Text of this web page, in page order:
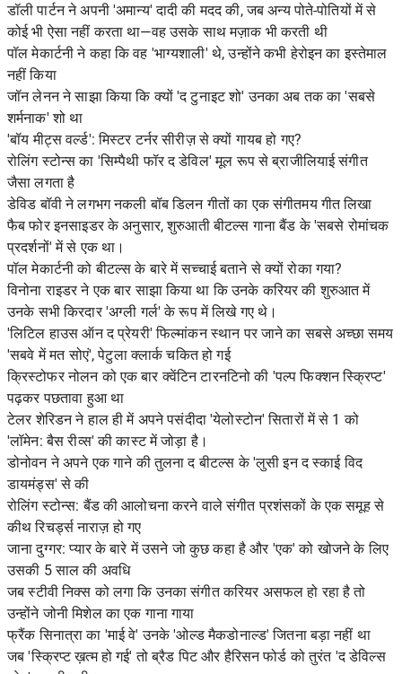
डॉली पार्टन ने अपनी 'अमान्य' दादी की मदद की, जब अन्य पोते-पोतियों में से
कोई भी ऐसा नहीं करता था—वह उसके साथ मज़ाक भी करती थी
पॉल मेकार्टनी ने कहा कि वह 'भाग्यशाली' थे, उन्होंने कभी हेरोइन का इस्तेमाल
नहीं किया
जॉन लेनन ने साझा किया कि क्यों 'द टुनाइट शो' उनका अब तक का 'सबसे
शर्मनाक' शो था
'बॉय मीट्स वर्ल्ड': मिस्टर टर्नर सीरीज़ से क्यों गायब हो गए?
रोलिंग स्टोन्स का 'सिम्पैथी फॉर द डेविल' मूल रूप से ब्राजीलियाई संगीत
जैसा लगता है
डेविड बॉवी ने लगभग नकली बॉब डिलन गीतों का एक संगीतमय गीत लिखा
फैब फोर इनसाइडर के अनुसार, शुरुआती बीटल्स गाना बैंड के 'सबसे रोमांचक
प्रदर्शनों' में से एक था।
पॉल मेकार्टनी को बीटल्स के बारे में सच्चाई बताने से क्यों रोका गया?
विनोना राइडर ने एक बार साझा किया था कि उनके करियर की शुरुआत में
उनके सभी किरदार 'अग्ली गर्ल' के रूप में लिखे गए थे।
'लिटिल हाउस ऑन द प्रेयरी' फिल्मांकन स्थान पर जाने का सबसे अच्छा समय
'सबवे में मत सोएं', पेटुला क्लार्क चकित हो गई
क्रिस्टोफर नोलन को एक बार क्वेंटिन टारनटिनो की 'पल्प फिक्शन स्क्रिप्ट'
पढ़कर पछतावा हुआ था
टेलर शेरिडन ने हाल ही में अपने पसंदीदा 'येलोस्टोन' सितारों में से 1 को
'लॉमेन: बैस रीव्स' की कास्ट में जोड़ा है।
डोनोवन ने अपने एक गाने की तुलना द बीटल्स के 'लुसी इन द स्काई विद
डायमंड्स' से की
रोलिंग स्टोन्स: बैंड की आलोचना करने वाले संगीत प्रशंसकों के एक समूह से
कीथ रिचर्ड्स नाराज़ हो गए
जाना दुग्गर: प्यार के बारे में उसने जो कुछ कहा है और 'एक' को खोजने के लिए
उसकी 5 साल की अवधि
जब स्टीवी निक्स को लगा कि उनका संगीत करियर असफल हो रहा है तो
उन्होंने जोनी मिशेल का एक गाना गाया
फ्रैंक सिनात्रा का 'माई वे' उनके 'ओल्ड मैकडोनाल्ड' जितना बड़ा नहीं था
जब 'स्क्रिप्ट ख़त्म हो गई' तो ब्रैड पिट और हैरिसन फोर्ड को तुरंत 'द डेविल्स